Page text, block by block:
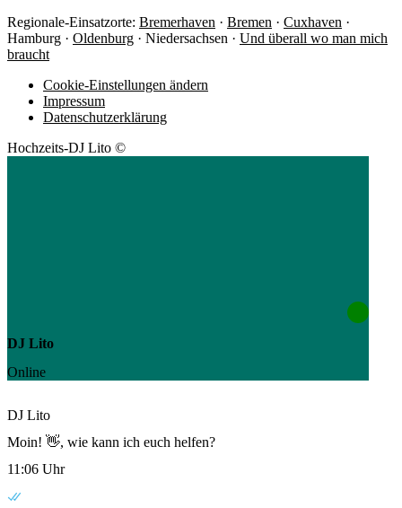
Regionale-Einsatzorte: Bremerhaven · Bremen · Cuxhaven ·
Hamburg · Oldenburg · Niedersachsen · Und überall wo man mich
braucht
Cookie-Einstellungen ändern
Impressum
Datenschutzerklärung
Hochzeits-DJ Lito ©
DJ Lito
Online
DJ Lito
Moin! 👋, wie kann ich euch helfen?
11:06 Uhr